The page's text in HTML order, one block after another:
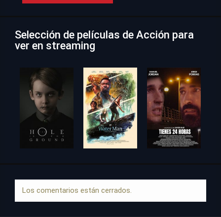
Selección de películas de Acción para
ver en streaming
Los comentarios están cerrados.